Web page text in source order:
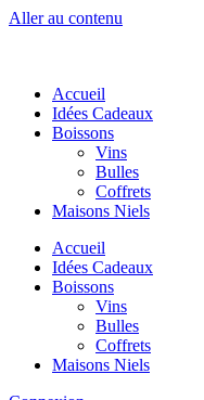
Aller au contenu
Accueil
Idées Cadeaux
Boissons
Vins
Bulles
Coffrets
Maisons Niels
Accueil
Idées Cadeaux
Boissons
Vins
Bulles
Coffrets
Maisons Niels